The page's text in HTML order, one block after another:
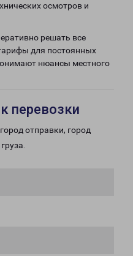
осмотров и
решать все
для постоянных
нюансы местного
перевозки
отправки, город